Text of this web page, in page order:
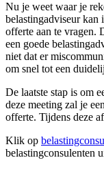
Nu je weet waar je
belastingadviseur kan
offerte aan te vragen.
een goede
niet dat er
om snel tot een
De laatste stap is om
deze meeting zal je
offerte. Tijdens deze
Klik op
belastingconsulenten